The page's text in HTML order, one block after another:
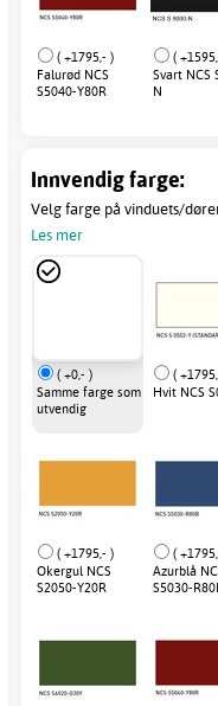
( +1795,- )
Falurød NCS
S5040-Y80R
(
Svart NCS
N
Innvendig farge:
Velg farge på vinduets/
Les mer
( +0,- )
Samme farge som
utvendig
(
Hvit NCS
( +1795,- )
Okergul NCS
S2050-Y20R
(
Azurblå
S5030-